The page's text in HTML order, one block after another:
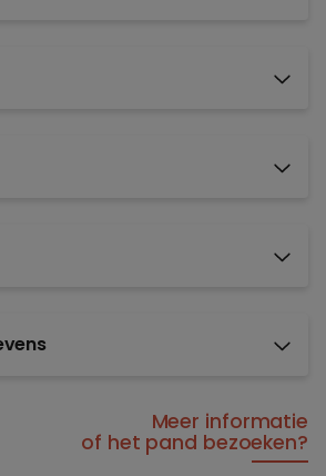
Meer informatie
of het pand bezoeken?